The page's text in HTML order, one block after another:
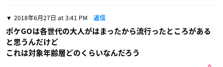
2018年6月27日 at 3:41 PM 返信
ポケGOは各世代の大人がはまったから流行ったところがある
と思うんだけど
これは対象年齢層どのくらいなんだろう